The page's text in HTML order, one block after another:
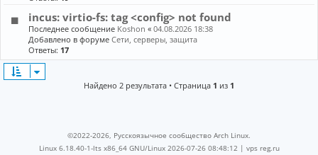
и
я
incus: virtio-fs: tag <config> not found
Последнее сообщение Koshon «04.08.2026 18:38
Добавлено в форумеСети, серверы, защита
Ответы: 17
Найдено 2 результата • Страница 1 из 1
©2022-2026, Русскоязычное сообщество Arch Linux.
Linux 6.18.40-1-lts x86_64 GNU/Linux 2026-07-26 08:48:12 | vps reg.ru